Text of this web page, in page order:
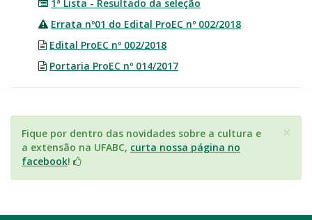
1ª Lista - Resultado da seleção
Errata nº01 do Edital ProEC nº 002/2018
Edital ProEC nº 002/2018
Portaria ProEC nº 014/2017
×
Fique por dentro das novidades sobre a cultura e
a extensão na UFABC, curta nossa página no
facebook!